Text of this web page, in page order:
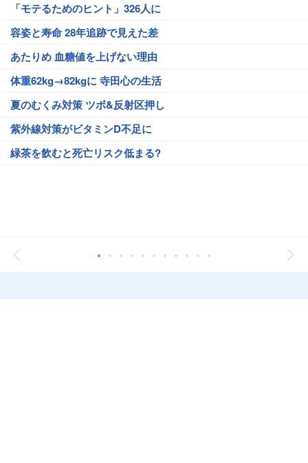
「モテるためのヒント」326人に
容姿と寿命 28年追跡で見えた差
あたりめ 血糖値を上げない理由
体重62kg→82kgに 寺田心の生活
夏のむくみ対策 ツボ&反射区押し
紫外線対策がビタミンD不足に
緑茶を飲むと死亡リスク低まる?